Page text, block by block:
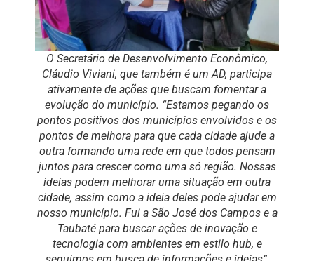
O Secretário de Desenvolvimento Econômico,
Cláudio Viviani, que também é um AD, participa
ativamente de ações que buscam fomentar a
evolução do município. “Estamos pegando os
pontos positivos dos municípios envolvidos e os
pontos de melhora para que cada cidade ajude a
outra formando uma rede em que todos pensam
juntos para crescer como uma só região. Nossas
ideias podem melhorar uma situação em outra
cidade, assim como a ideia deles pode ajudar em
nosso município. Fui a São José dos Campos e a
Taubaté para buscar ações de inovação e
tecnologia com ambientes em estilo hub, e